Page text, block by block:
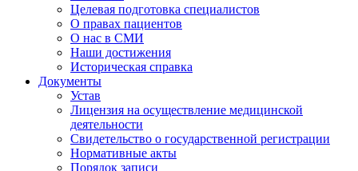
Целевая подготовка специалистов
О правах пациентов
О нас в СМИ
Наши достижения
Историческая справка
Документы
Устав
Лицензия на осуществление медицинской
деятельности
Свидетельство о государственной регистрации
Нормативные акты
Порядок записи